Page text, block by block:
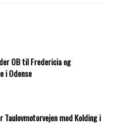
OB til Fredericia og
i Odense
mod Kolding i